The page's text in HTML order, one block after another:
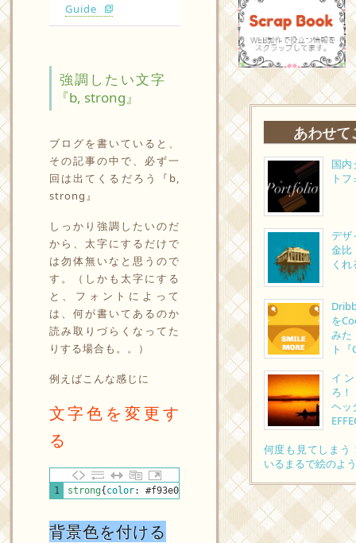
Guide
強調したい文字
『b, strong』
ブログを書いていると、
その記事の中で、必ず一
回は出てくるだろう『b,
strong』
しっかり強調したいのだ
から、太字にするだけで
は勿体無いなと思うので
す。（しかも太字にする
と、フォントによって
は、何が書いてあるのか
読み取りづらくなってた
りする場合も。。）
例えばこんな感じに
文字色を変更す
る
CSS
1 strong{color: #f93e00 font-size: 20px; }
背景色を付ける
あわせて
国
ト
デザ
金比
く
を
みた
ト『
イ
ろ
ヘッ
何度も見てしまう
いるまるで絵のよ